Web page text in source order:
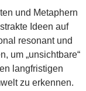
und Metaphern
Ideen auf
resonant und
um „unsichtbare“
langfristigen
zu erkennen.